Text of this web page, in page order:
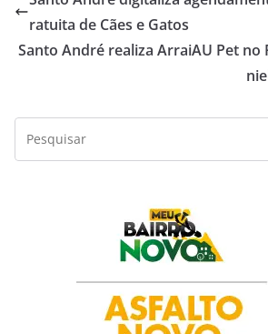
e
o
o
t
A
p
t
e
r
e
d
I
ratuita de Cães e Gatos
Santo André realiza ArraiAU Pet no